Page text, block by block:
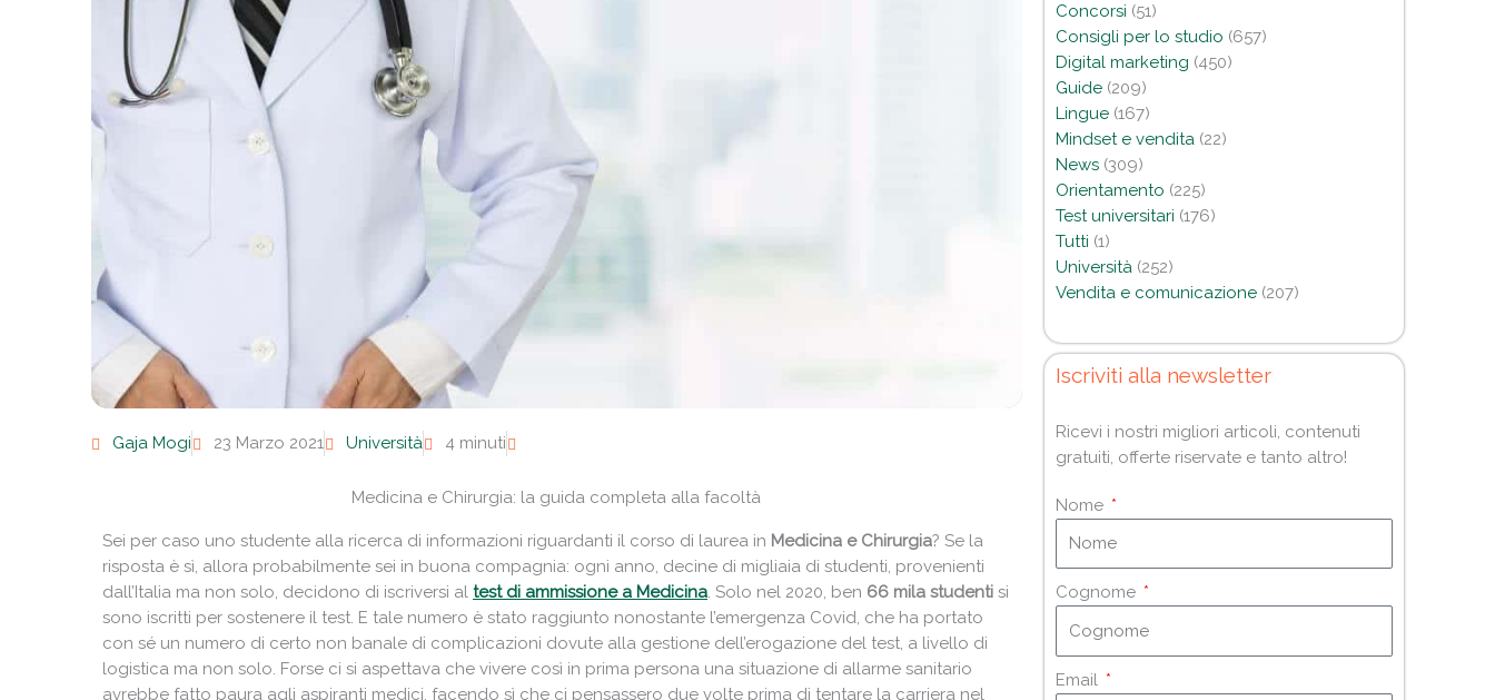
Gaja Mogi 23 Marzo 2021 Università 4 minuti
Medicina e Chirurgia: la guida completa alla facoltà
Sei per caso uno studente alla ricerca di informazioni riguardanti il corso di laurea in Medicina e Chirurgia? Se la
risposta è sì, allora probabilmente sei in buona compagnia: ogni anno, decine di migliaia di studenti, provenienti
dall’Italia ma non solo, decidono di iscriversi al test di ammissione a Medicina. Solo nel 2020, ben 66 mila studenti si
sono iscritti per sostenere il test. E tale numero è stato raggiunto nonostante l’emergenza Covid, che ha portato
con sé un numero di certo non banale di complicazioni dovute alla gestione dell’erogazione del test, a livello di
logistica ma non solo. Forse ci si aspettava che vivere così in prima persona una situazione di allarme sanitario
avrebbe fatto paura agli aspiranti medici, facendo sì che ci pensassero due volte prima di tentare la carriera nel
Concorsi (51)
Consigli per lo studio (657)
Digital marketing (450)
Guide(209)
Lingue(167)
Mindset e vendita(22)
News(309)
Orientamento (225)
Test universitari (176)
Tutti (1)
Università(252)
Vendita e comunicazione(207)
Iscriviti alla newsletter
Ricevi i nostri migliori articoli, contenuti
gratuiti, offerte riservate e tanto altro!
Nome
Cognome
Email